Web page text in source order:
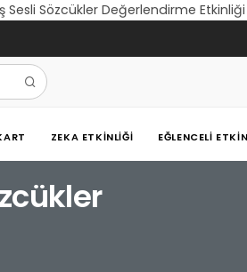
Sesli Sözcükler Değerlendirme
ZEKA ETKINLIĞI EĞLENCELI